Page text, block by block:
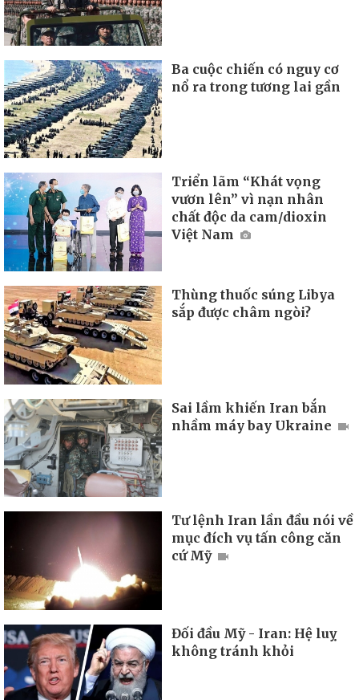
Ba cuộc chiến có nguy cơ
nổ ra trong tương lai gần
Triển lãm “Khát vọng
vươn lên” vì nạn nhân
chất độc da cam/dioxin
Việt Nam
Thùng thuốc súng Libya
sắp được châm ngòi?
Sai lầm khiến Iran bắn
nhầm máy bay Ukraine
Tư lệnh Iran lần đầu nói về
mục đích vụ tấn công căn
cứ Mỹ
Đối đầu Mỹ - Iran: Hệ luỵ
không tránh khỏi